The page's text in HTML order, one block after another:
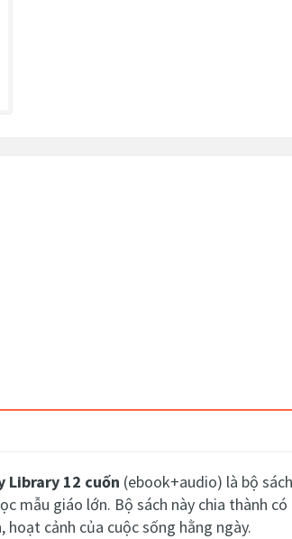
Library 12 cuốn (ebook+audio) là bộ
giáo lớn. Bộ sách này chia thành
cảnh của cuộc sống hằng ngày.